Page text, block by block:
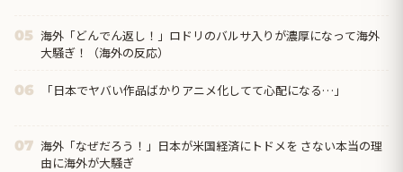
05 海外「どんでん返し！」ロドリのバルサ入りが濃厚になって海外
大騒ぎ！（海外の反応）
06 「日本でヤバい作品ばかりアニメ化してて心配になる…」
07 海外「なぜだろう！」日本が米国経済にトドメを さない本当の理
由に海外が大騒ぎ